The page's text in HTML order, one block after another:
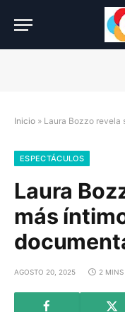
Inicio » Laura Bozzo revela
ESPECTÁCULOS
Laura
más
AGOSTO 20, 2025 2 MINS